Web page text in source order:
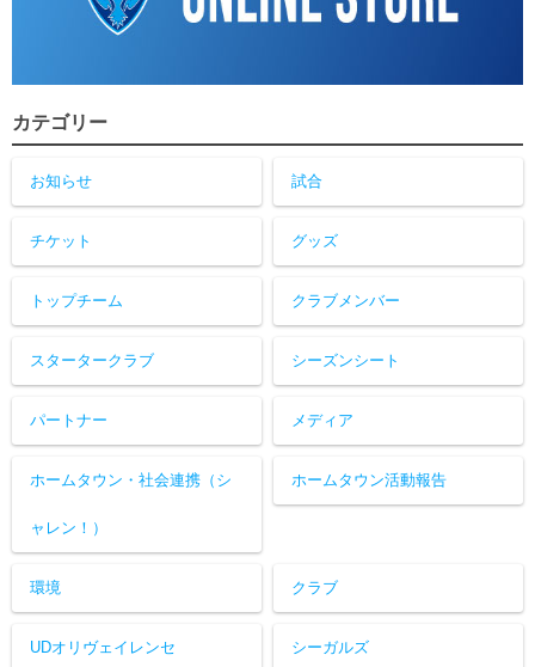
カテゴリー
お知らせ 試合
チケット グッズ
トップチーム クラブメンバー
スタータークラブ シーズンシート
パートナー メディア
ホームタウン・社会連携（シ
ャレン！）
ホームタウン活動報告
環境 クラブ
UDオリヴェイレンセ シーガルズ